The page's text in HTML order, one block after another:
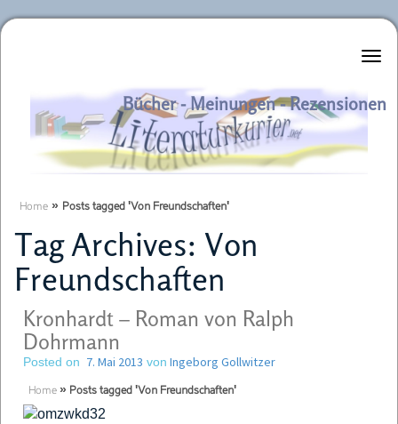
Literaturkurier.net
Bücher - Meinungen - Rezensionen
Home » Posts tagged 'Von Freundschaften'
Tag Archives: Von
Freundschaften
Kronhardt – Roman von Ralph
Dohrmann
Posted on 7. Mai 2013 von Ingeborg Gollwitzer
Home » Posts tagged 'Von Freundschaften'